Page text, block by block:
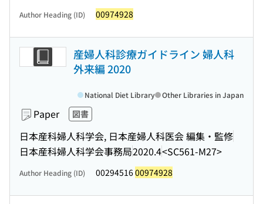
Author Heading (ID) 00974928
産婦人科診療ガイドライン 婦人科
外来編 2020
Paper 図書
日本産科婦人科学会, 日本産婦人科医会 編集・監修
日本産科婦人科学会事務局2020.4<SC561-M27>
National Diet Library Other Libraries in Japan
Author Heading (ID) 0029451600974928